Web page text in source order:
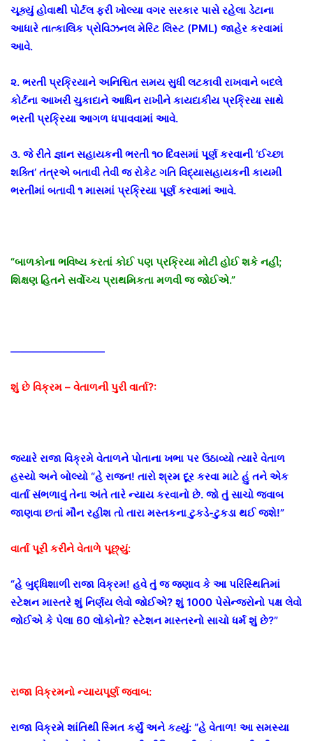
ચૂક્યું હોવાથી પોર્ટલ ફરી ખોલ્યા વગર સરકાર પાસે રહેલા ડેટાના
આધારે તાત્કાલિક પ્રોવિઝનલ મેરિટ લિસ્ટ (PML) જાહેર કરવામાં
આવે.
૨. ભરતી પ્રક્રિયાને અનિશ્ચિત સમય સુધી લટકાવી રાખવાને બદલે
કોર્ટના આખરી ચુકાદાને આધિન રાખીને કાયદાકીય પ્રક્રિયા સાથે
ભરતી પ્રક્રિયા આગળ ધપાવવામાં આવે.
૩. જે રીતે જ્ઞાન સહાયકની ભરતી ૧૦ દિવસમાં પૂર્ણ કરવાની ‘ઈચ્છા
શક્તિ’ તંત્રએ બતાવી તેવી જ રોકેટ ગતિ વિદ્યાસહાયકની કાયમી
ભરતીમાં બતાવી ૧ માસમાં પ્રક્રિયા પૂર્ણ કરવામાં આવે.
“બાળકોના ભવિષ્ય કરતાં કોઈ પણ પ્રક્રિયા મોટી હોઈ શકે નહીં;
શિક્ષણ હિતને સર્વોચ્ચ પ્રાથમિકતા મળવી જ જોઈએ.”
—————————
શું છે વિક્રમ – વેતાળની પુરી વાર્તા?:
જ્યારે રાજા વિક્રમે વેતાળને પોતાના ખભા પર ઉઠાવ્યો ત્યારે વેતાળ
હસ્યો અને બોલ્યો “હે રાજન! તારો શ્રમ દૂર કરવા માટે હું તને એક
વાર્તા સંભળાવું તેના અંતે તારે ન્યાય કરવાનો છે. જો તું સાચો જવાબ
જાણવા છતાં મૌન રહીશ તો તારા મસ્તકના ટુકડે-ટુકડા થઈ જશે!”
વાર્તા પૂરી કરીને વેતાળે પૂછ્યું:
“હે બુદ્ધિશાળી રાજા વિક્રમ! હવે તું જ જણાવ કે આ પરિસ્થિતિમાં
સ્ટેશન માસ્તરે શું નિર્ણય લેવો જોઈએ? શું 1000 પેસેન્જરોનો પક્ષ લેવો
જોઈએ કે પેલા 60 લોકોનો? સ્ટેશન માસ્તરનો સાચો ધર્મ શું છે?”
રાજા વિક્રમનો ન્યાયપૂર્ણ જવાબ:
રાજા વિક્રમે શાંતિથી સ્મિત કર્યું અને કહ્યું: “હે વેતાળ! આ સમસ્યા